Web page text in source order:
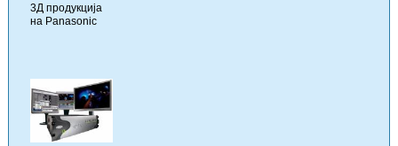
3Д продукција
на Panasonic